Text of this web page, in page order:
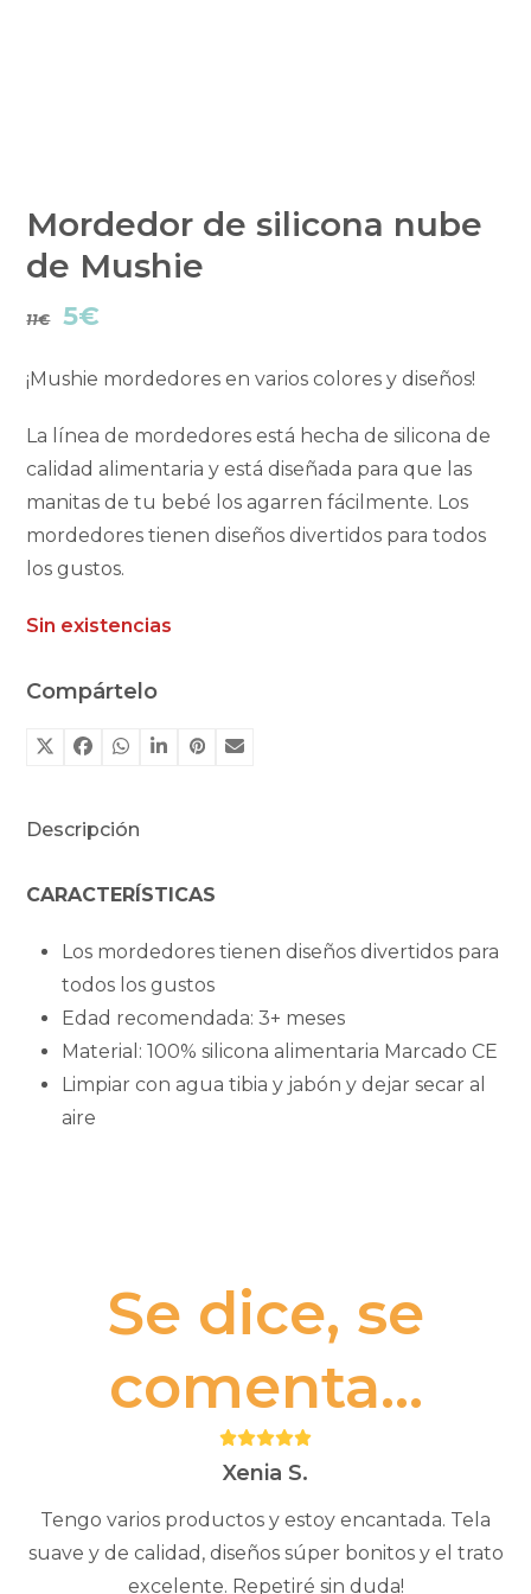
Mordedor de silicona nube
de Mushie
11€
El
era:
11€.
5€
es:
5€.
¡Mushie mordedores en varios colores y diseños!
La línea de mordedores está hecha de silicona de
calidad alimentaria y está diseñada para que las
manitas de tu bebé los agarren fácilmente. Los
mordedores tienen diseños divertidos para todos
los gustos.
Sin existencias
Compártelo
Descripción
CARACTERÍSTICAS
Los mordedores tienen diseños divertidos para
todos los gustos
Edad recomendada: 3+ meses
Material: 100% silicona alimentaria Marcado CE
Limpiar con agua tibia y jabón y dejar secar al
aire
Se dice, se
comenta...
Puntuación:
5Xenia S.
Tengo varios productos y estoy encantada. Tela
suave y de calidad, diseños súper bonitos y el trato
excelente. Repetiré sin duda!